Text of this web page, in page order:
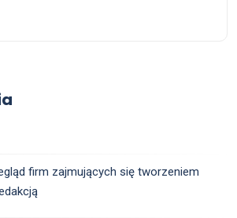
firm zajmujących się tworzeniem